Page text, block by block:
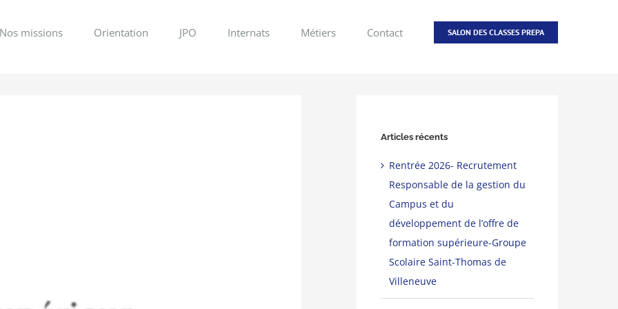
Nos missions Orientation JPO Internats Métiers Contact SALON DES CLASSES PREPA
Articles récents
Rentrée 2026- Recrutement
Responsable de la gestion du
Campus et du
développement de l’offre de
formation supérieure-Groupe
Scolaire Saint-Thomas de
Villeneuve